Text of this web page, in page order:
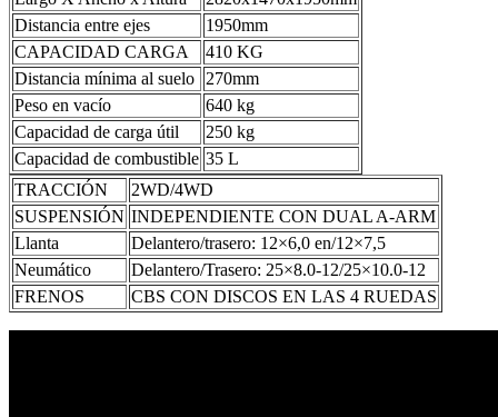
Distancia entre ejes
1950mm
CAPACIDAD CARGA
410 KG
Distancia mínima al suelo
270mm
Peso en vacío
640 kg
Capacidad de carga útil
250 kg
Capacidad de combustible 35 L
TRACCIÓN
2WD/4WD
SUSPENSIÓN INDEPENDIENTE CON DUAL A-ARM
Llanta
Delantero/trasero: 12×6,0 en/12×7,5
Neumático
Delantero/Trasero: 25×8.0-12/25×10.0-12
FRENOS
CBS CON DISCOS EN LAS 4 RUEDAS